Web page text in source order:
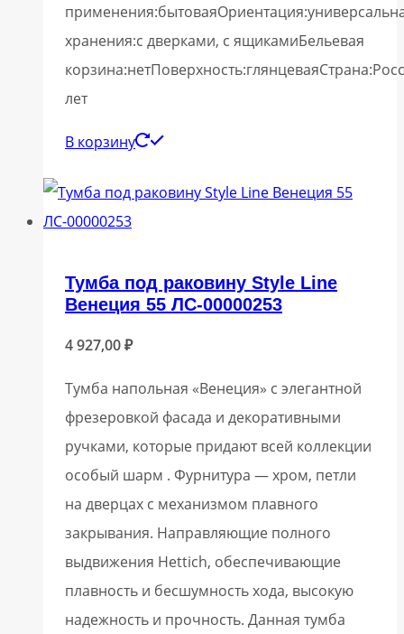
хранения:с дверками, с ящикамиБельевая
лет
В корзину
Тумба под раковину Style Line
Венеция 55 ЛС-00000253
4 927,00₽
Тумба напольная «Венеция» с элегантной
фрезеровкой фасада и декоративными
ручками, которые придают всей коллекции
особый шарм . Фурнитура — хром, петли
на дверцах с механизмом плавного
закрывания. Направляющие полного
выдвижения Hettich, обеспечивающие
плавность и бесшумность хода, высокую
надежность и прочность. Данная тумба